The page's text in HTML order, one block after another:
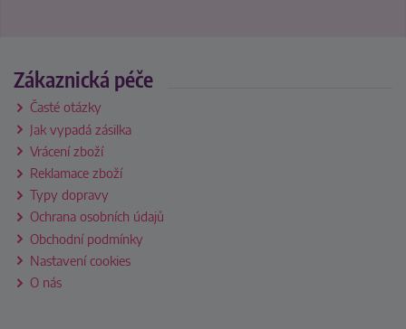
Zákaznická péče
Časté otázky
Jak vypadá zásilka
Vrácení zboží
Reklamace zboží
Typy dopravy
Ochrana osobních údajů
Obchodní podmínky
Nastavení cookies
O nás